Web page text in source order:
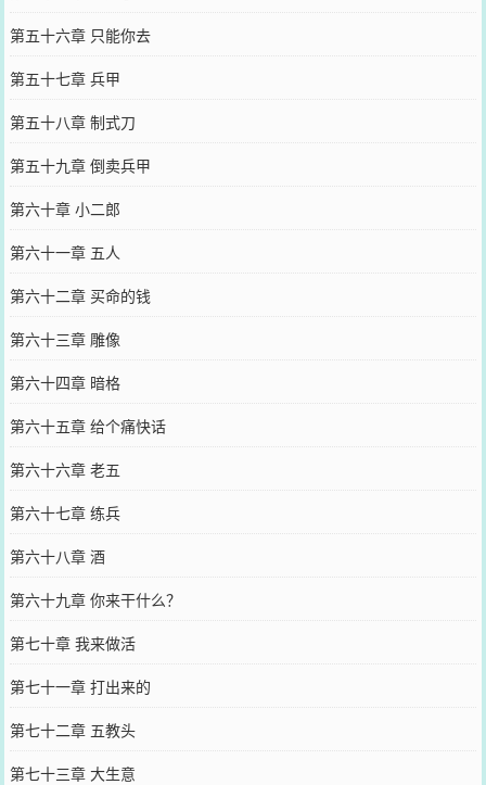
第五十六章 只能你去
第五十七章 兵甲
第五十八章 制式刀
第五十九章 倒卖兵甲
第六十章 小二郎
第六十一章 五人
第六十二章 买命的钱
第六十三章 雕像
第六十四章 暗格
第六十五章 给个痛快话
第六十六章 老五
第六十七章 练兵
第六十八章 酒
第六十九章 你来干什么？
第七十章 我来做活
第七十一章 打出来的
第七十二章 五教头
第七十三章 大生意